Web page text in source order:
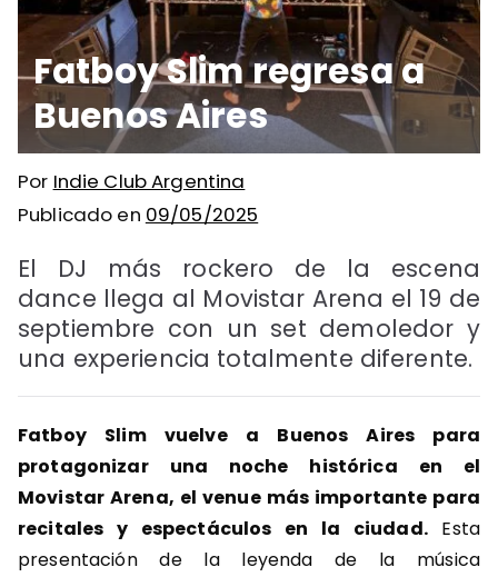
Fatboy Slim regresa a
Buenos Aires
Por Indie Club Argentina
Publicado en 09/05/2025
El DJ más rockero de la escena
dance llega al Movistar Arena el 19 de
septiembre con un set demoledor y
una experiencia totalmente diferente.
Fatboy Slim vuelve a Buenos Aires para
protagonizar una noche histórica en el
Movistar Arena, el venue más importante para
recitales y espectáculos en la ciudad.Esta
presentación de la leyenda de la música